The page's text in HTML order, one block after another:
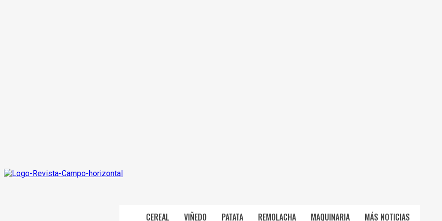
CEREAL VIÑEDO PATATA REMOLACHA MAQUINARIA MÁS NOTICIAS